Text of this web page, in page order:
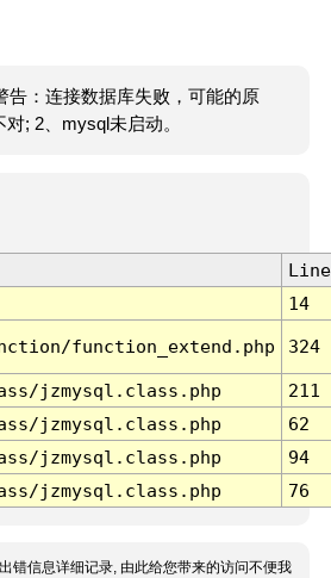
告：连接数据库失败，可能的原
; 2、mysql未启动。
Line
14
function_extend.php 324
jzmysql.class.php
211
jzmysql.class.php
62
jzmysql.class.php
94
jzmysql.class.php 76
错信息详细记录, 由此给您带来的访问不便我